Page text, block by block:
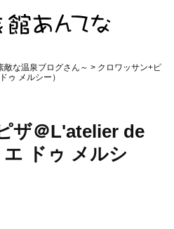
敵な温泉ブログさん～ > クロワッサン+ピ
ゥ メルシー）
ザ＠L'atelier de
ドゥ メルシ